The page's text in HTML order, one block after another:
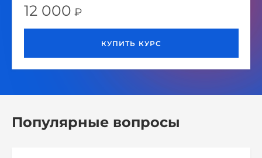
12 000
Популярные вопросы